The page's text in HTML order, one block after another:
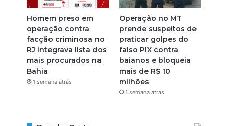
Homem preso em
operação contra
facção criminosa no
RJ integrava lista dos
mais procurados na
Bahia
1 semana atrás
Operação no MT
prende suspeitos de
praticar golpes do
falso PIX contra
baianos e bloqueia
mais de R$ 10
milhões
1 semana atrás